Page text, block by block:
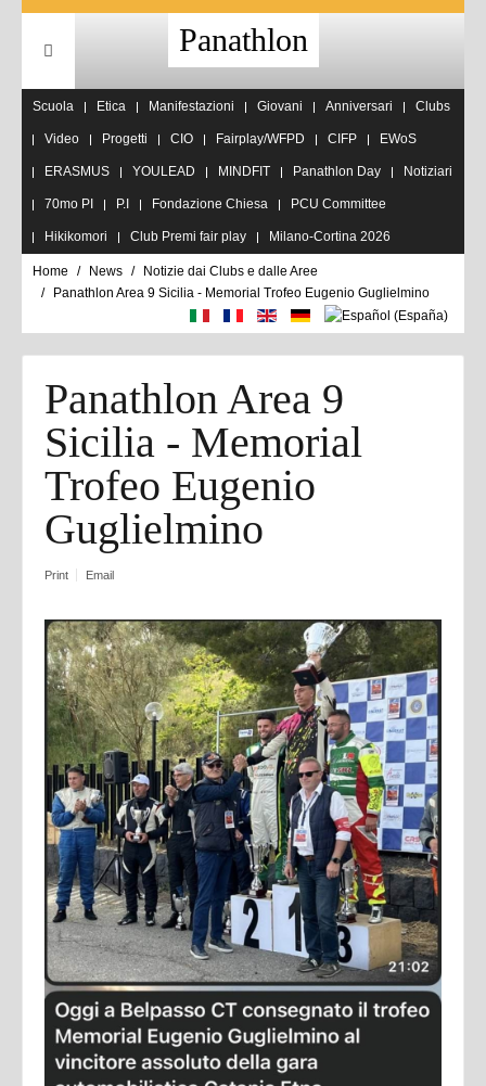
Panathlon
Scuola Etica Manifestazioni Giovani Anniversari Clubs
Video Progetti CIO Fairplay/WFPD CIFP EWoS
ERASMUS YOULEAD MINDFIT Panathlon Day Notiziari
70mo PI P.I Fondazione Chiesa PCU Committee
Hikikomori Club Premi fair play Milano-Cortina 2026
Home News
Notizie dai Clubs e dalle Aree
Panathlon Area 9 Sicilia - Memorial Trofeo Eugenio Guglielmino
Panathlon Area 9
Sicilia - Memorial
Trofeo Eugenio
Guglielmino
Print Email